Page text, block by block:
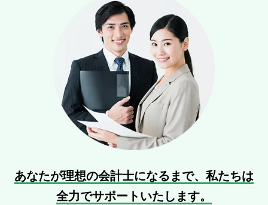
あなたが理想の会計士になるまで、 私たちは
全力でサポートいたします。